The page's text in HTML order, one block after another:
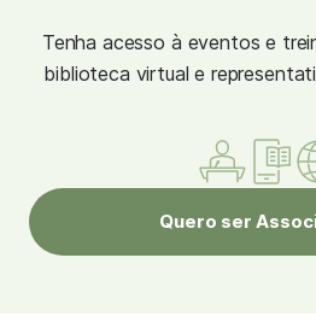
Tenha acesso à eventos e
biblioteca virtual e
Quero ser